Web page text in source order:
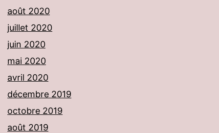
août 2020
juillet 2020
juin 2020
mai 2020
avril 2020
décembre 2019
octobre 2019
août 2019